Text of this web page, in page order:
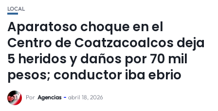
LOCAL
Aparatoso choque en el
Centro de Coatzacoalcos deja
5 heridos y daños por 70 mil
pesos; conductor iba ebrio
Por Agencias abril 18, 2026